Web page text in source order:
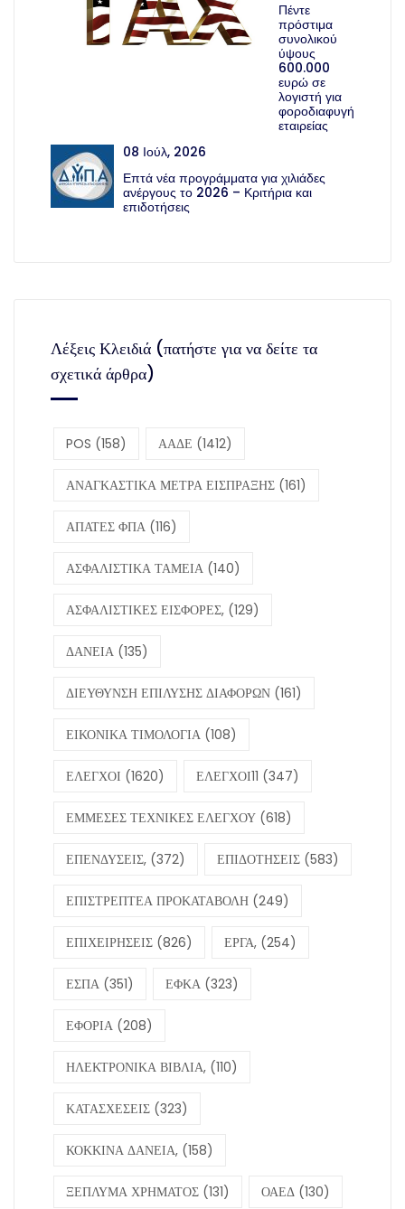
Πέντε
πρόστιμα
συνολικού
ύψους
600.000
ευρώ σε
λογιστή για
φοροδιαφυγή
εταιρείας
08 Ιούλ, 2026
Επτά νέα προγράμματα για χιλιάδες
ανέργους το 2026 – Κριτήρια και
επιδοτήσεις
Λέξεις Κλειδιά (πατήστε για να δείτε τα
σχετικά άρθρα)
POS (158) ΑΑΔΕ (1412)
ΑΝΑΓΚΑΣΤΙΚΑ ΜΕΤΡΑ ΕΙΣΠΡΑΞΗΣ (161)
ΑΠΑΤΕΣ ΦΠΑ (116)
ΑΣΦΑΛΙΣΤΙΚΑ ΤΑΜΕΙΑ (140)
ΑΣΦΑΛΙΣΤΙΚΕΣ ΕΙΣΦΟΡΕΣ, (129)
ΔΑΝΕΙΑ (135)
ΔΙΕΥΘΥΝΣΗ ΕΠΙΛΥΣΗΣ ΔΙΑΦΟΡΩΝ (161)
ΕΙΚΟΝΙΚΑ ΤΙΜΟΛΟΓΙΑ (108)
ΕΛΕΓΧΟΙ (1620) ΕΛΕΓΧΟΙ11 (347)
ΕΜΜΕΣΕΣ ΤΕΧΝΙΚΕΣ ΕΛΕΓΧΟΥ (618)
ΕΠΕΝΔΥΣΕΙΣ, (372) ΕΠΙΔΟΤΗΣΕΙΣ (583)
ΕΠΙΣΤΡΕΠΤΕΑ ΠΡΟΚΑΤΑΒΟΛΗ (249)
ΕΠΙΧΕΙΡΗΣΕΙΣ (826) ΕΡΓΑ, (254)
ΕΣΠΑ (351) ΕΦΚΑ (323)
ΕΦΟΡΙΑ (208)
ΗΛΕΚΤΡΟΝΙΚΑ ΒΙΒΛΙΑ, (110)
ΚΑΤΑΣΧΕΣΕΙΣ (323)
ΚΟΚΚΙΝΑ ΔΑΝΕΙΑ, (158)
ΞΕΠΛΥΜΑ ΧΡΗΜΑΤΟΣ (131) ΟΑΕΔ (130)